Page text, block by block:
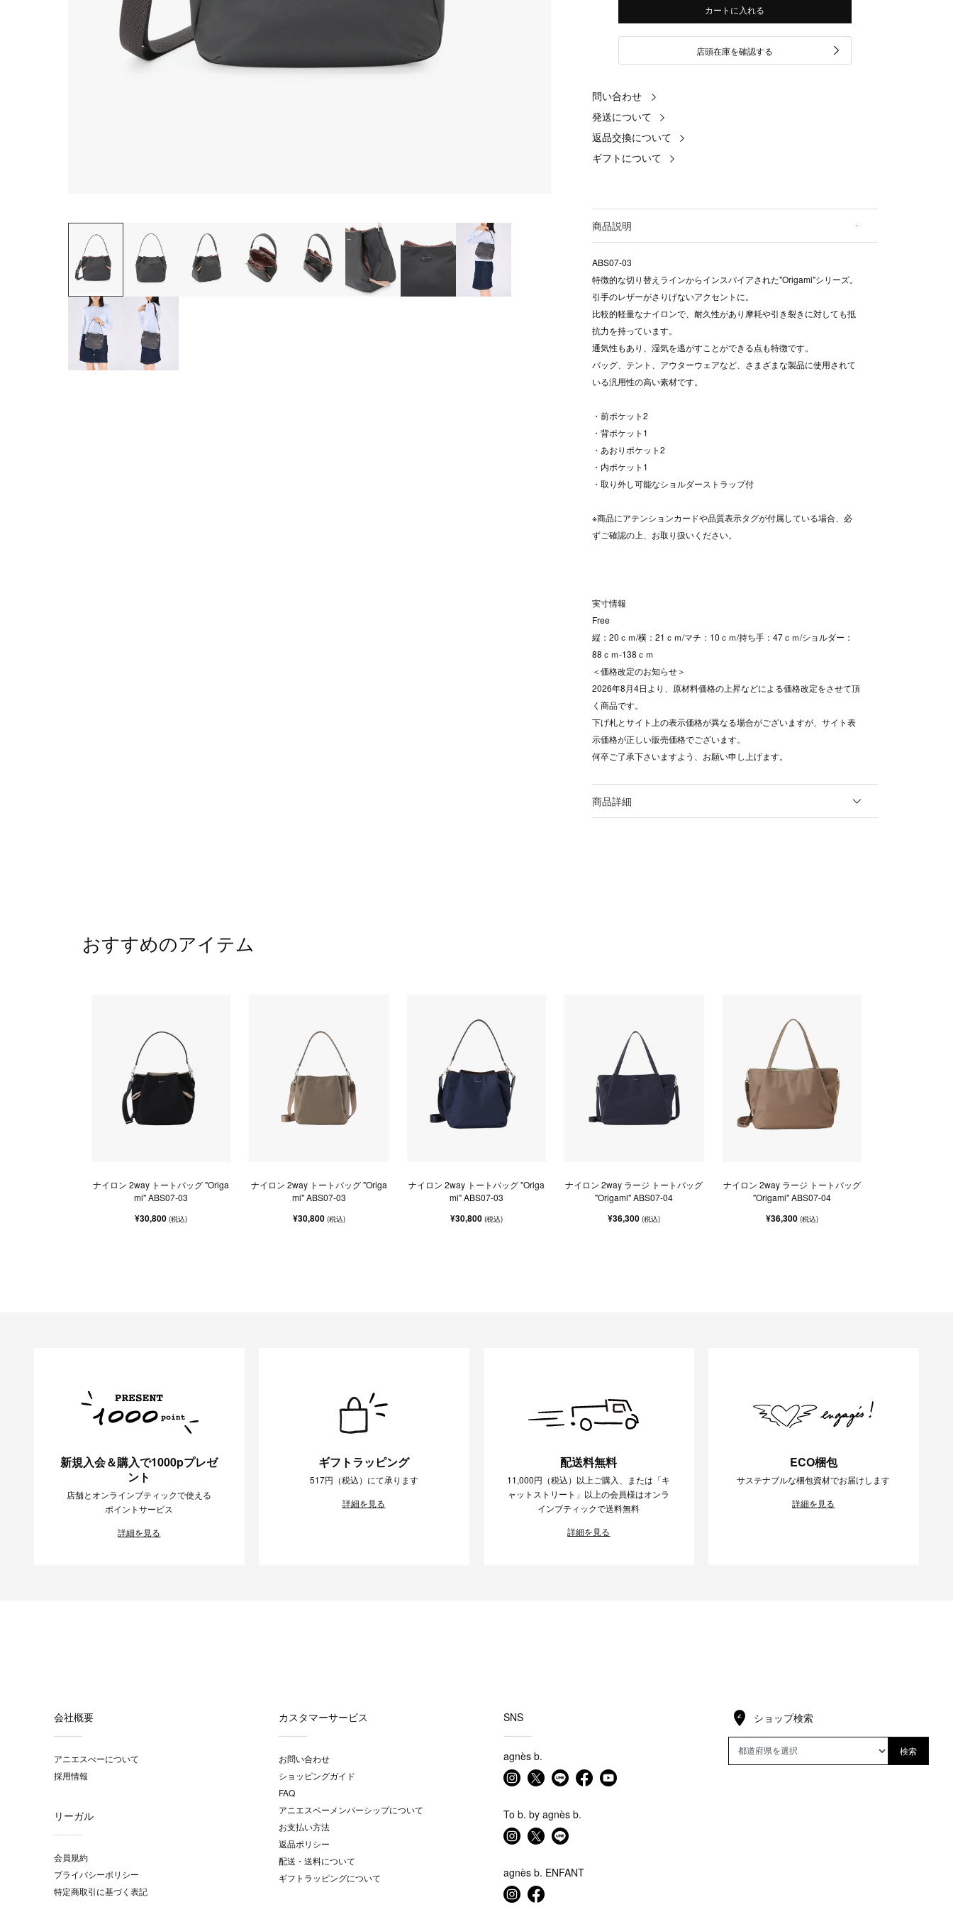
カートに入れる
店頭在庫を確認する
問い合わせ
発送について
返品交換について
ギフトについて
商品説明
ABS07-03
特徴的な切り替えラインからインスパイアされた"Origami"シリーズ。
引手のレザーがさりげないアクセントに。
比較的軽量なナイロンで、耐久性があり摩耗や引き裂きに対しても抵
抗力を持っています。
通気性もあり、湿気を逃がすことができる点も特徴です。
バッグ、テント、アウターウェアなど、さまざまな製品に使用されて
いる汎用性の高い素材です。
・前ポケット2
・背ポケット1
・あおりポケット2
・内ポケット1
・取り外し可能なショルダーストラップ付
※商品にアテンションカードや品質表示タグが付属している場合、必
ずご確認の上、お取り扱いください。
実寸情報
Free
縦：20ｃｍ/横：21ｃｍ/マチ：10ｃｍ/持ち手：47ｃｍ/ショルダー：
88ｃｍ-138ｃｍ
＜価格改定のお知らせ＞
2026年8月4日より、原材料価格の上昇などによる価格改定をさせて頂
く商品です。
下げ札とサイト上の表示価格が異なる場合がございますが、サイト表
示価格が正しい販売価格でございます。
何卒ご了承下さいますよう、お願い申し上げます。
商品詳細
おすすめのアイテム
ナイロン 2way トートバッグ "Origa
mi" ABS07-03
¥30,800(税込)
ナイロン 2way トートバッグ "Origa
mi" ABS07-03
¥30,800 (税込)
ナイロン 2way トートバッグ "Origa
mi" ABS07-03
¥30,800 (税込)
ナイロン 2way ラージ トートバッグ
"Origami" ABS07-04
¥36,300(税込)
ナイロン 2way ラージ トートバッグ
"Origami" ABS07-04
¥36,300 (税込)
新規入会＆購入で1000pプレゼ
ント
店舗とオンラインブティックで使える
ポイントサービス
詳細を見る
ギフトラッピング
517円（税込）にて承ります
詳細を見る
配送料無料
11,000円（税込）以上ご購入、または「キ
ャットストリート」以上の会員様はオンラ
インブティックで送料無料
詳細を見る
ECO梱包
サステナブルな梱包資材でお届けします
詳細を見る
会社概要
アニエスべーについて
採用情報
リーガル
会員規約
プライバシーポリシー
特定商取引に基づく表記
カスタマーサービス
お問い合わせ
ショッピングガイド
FAQ
アニエスベーメンバーシップについて
お支払い方法
返品ポリシー
配送・送料について
ギフトラッピングについて
SNS
agnès b.
To b. by agnès b.
agnès b. ENFANT
ショップ検索
検索